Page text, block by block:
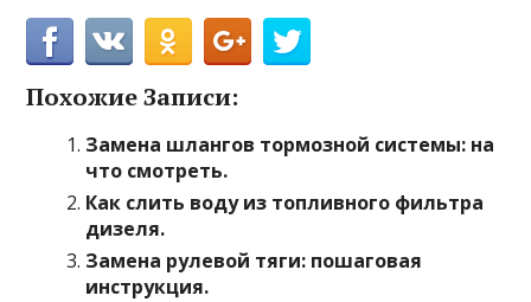
Похожие Записи:
Замена шлангов тормозной системы: на
что смотреть.
Как слить воду из топливного фильтра
дизеля.
Замена рулевой тяги: пошаговая
инструкция.